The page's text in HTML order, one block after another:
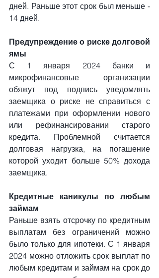
дней. Раньше этот срок был меньше -
14 дней.
Предупреждение о риске долговой
ямы
С 1 января 2024 банки и
микрофинансовые организации
обяжут под подпись уведомлять
заемщика о риске не справиться с
платежами при оформлении нового
или рефинансировании старого
кредита. Проблемной считается
долговая нагрузка, на погашение
которой уходит больше 50% дохода
заемщика.
Кредитные каникулы по любым
займам
Раньше взять отсрочку по кредитным
выплатам без ограничений можно
было только для ипотеки. С 1 января
2024 можно отложить срок выплат по
любым кредитам и займам на срок до